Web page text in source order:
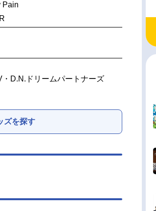
Pain
・D.N.ドリームパートナーズ
ズを探す